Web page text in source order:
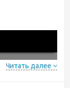
Читать далее